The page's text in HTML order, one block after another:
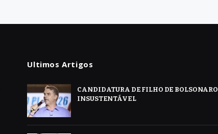
Ultimos Artigos
CANDIDATURA DE FILHO DE BOLSONARO
INSUSTENTÁVEL